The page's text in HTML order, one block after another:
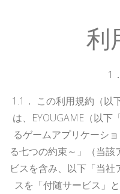
利
1
1 .1 ． この利用規約（以
は、
EYOUGAME（以下
るゲームアプリケーシ
る七つの約束～ 」（当
ビスを含み、以下「当
スを「付随サービス」